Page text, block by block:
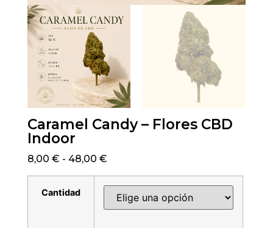
Caramel Candy – Flores CBD
Indoor
8,00 € - 48,00 €
Cantidad